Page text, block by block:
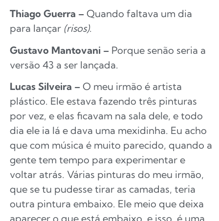
Thiago Guerra – Quando faltava um dia
para lançar (risos).
Gustavo Mantovani – Porque senão seria a
versão 43 a ser lançada.
Lucas Silveira – O meu irmão é artista
plástico. Ele estava fazendo três pinturas
por vez, e elas ficavam na sala dele, e todo
dia ele ia lá e dava uma mexidinha. Eu acho
que com música é muito parecido, quando a
gente tem tempo para experimentar e
voltar atrás. Várias pinturas do meu irmão,
que se tu pudesse tirar as camadas, teria
outra pintura embaixo. Ele meio que deixa
aparecer o que está embaixo, e isso, é uma